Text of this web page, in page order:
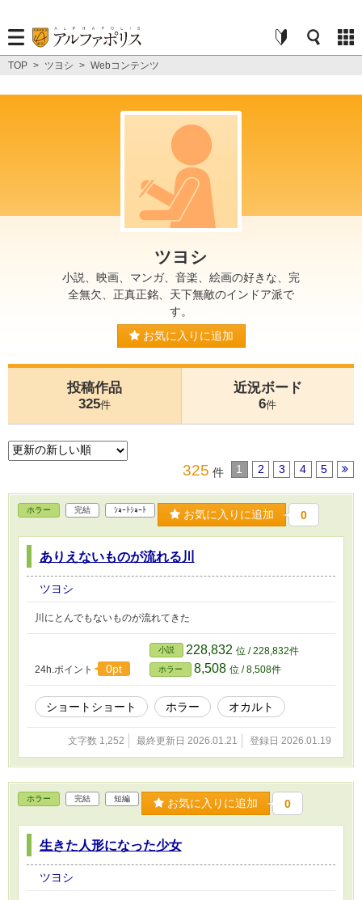
TOP > ツヨシ > Webコンテンツ
ツヨシ
小説、映画、マンガ、音楽、絵画の好きな、完
全無欠、正真正銘、天下無敵のインドア派で
す。
お気に入りに追加
投稿作品
325件
近況ボード
6件
325 件 1 2 3 4 5
ホラー 完結 ｼｮｰﾄｼｮｰﾄ お気に入りに追加 0
ありえないものが流れる川
ツヨシ
川にとんでもないものが流れてきた
24h.ポイント 0pt
小説 228,832 位 / 228,832件
ホラー 8,508 位 / 8,508件
ショートショート ホラー オカルト
文字数 1,252 最終更新日 2026.01.21 登録日 2026.01.19
ホラー 完結 短編 お気に入りに追加 0
生きた人形になった少女
ツヨシ